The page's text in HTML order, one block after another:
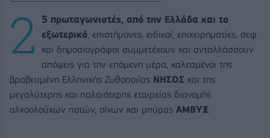
2
5 πρωταγωνιστές, από την Ελλάδα και το
εξωτερικό , επιστήμονες, ειδικοί, επιχειρηματίες, σεφ
και δημοσιογράφοι συμμετέχουν και ανταλλάσσουν
απόψεις για την επόμενη μέρα, καλεσμένοι της
βραβευμένη Ελληνικής Ζυθοποιίας ΝΗΣΟΣ και της
μεγαλύτερης και παλαιότερης εταιρείας διανομής
αλκοολούχων ποτών, οίνων και μπύρας AΜΒΥΞ.